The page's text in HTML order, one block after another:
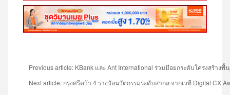
Previous article: KBank และ Ant International ร่วมมือยกระดับโครงสร้าง
Next article: กรุงศรีคว้า 4 รางวัลนวัตกรรมระดับสากล จากเวที Digital CX